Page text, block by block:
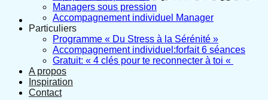
Managers sous pression
Accompagnement individuel Manager
Particuliers
Programme « Du Stress à la Sérénité »
Accompagnement individuel:forfait 6 séances
Gratuit: « 4 clés pour te reconnecter à toi «
A propos
Inspiration
Contact